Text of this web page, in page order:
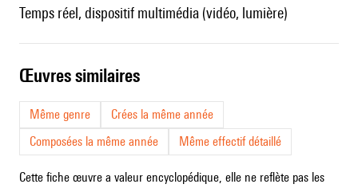
temps réel, dispositif multimédia (vidéo, lumière)
œuvres similaires
Même genre
Crées la même année
Composées la même année
Même effectif détaillé
Cette fiche œuvre a valeur encyclopédique, elle ne reflète pas les